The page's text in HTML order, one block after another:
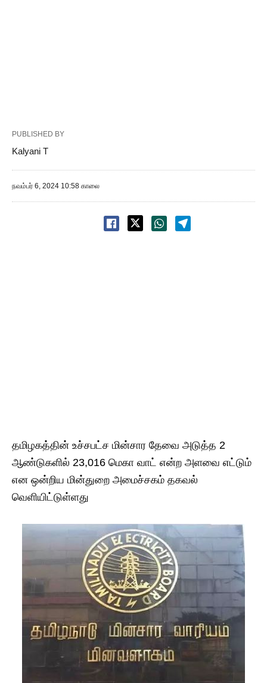
PUBLISHED BY
Kalyani T
நவம்பர் 6, 2024 10:58 காலை
தமிழகத்தின் உச்சபட்ச மின்சார தேவை அடுத்த 2
ஆண்டுகளில் 23,016 மெகா வாட் என்ற அளவை எட்டும்
என ஒன்றிய மின்துறை அமைச்சகம் தகவல்
வெளியிட்டுள்ளது